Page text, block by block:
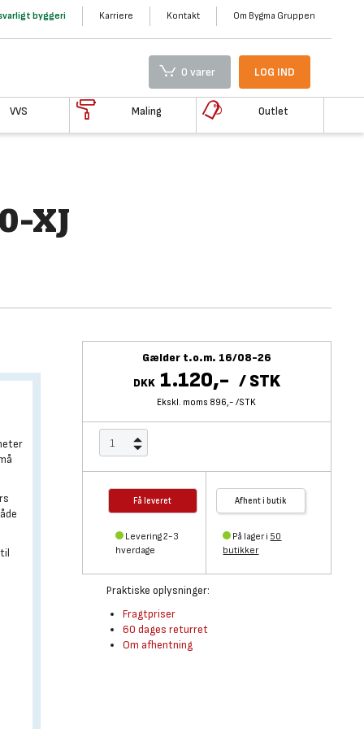
byggeri Karriere Kontakt Om Bygma Gruppen
0 varer LOG IND
VVS Maling Outlet
XJ
Gælder t.o.m. 16/08-26
DKK 1.120,- /STK
Ekskl. moms 896,- /STK
Få leveret
Levering 2-3
hverdage
Afhent i butik
På lager i 50
butikker
Praktiske oplysninger:
Fragtpriser
60 dages returret
Om afhentning